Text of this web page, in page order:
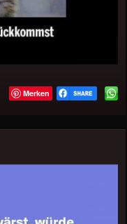
Merken